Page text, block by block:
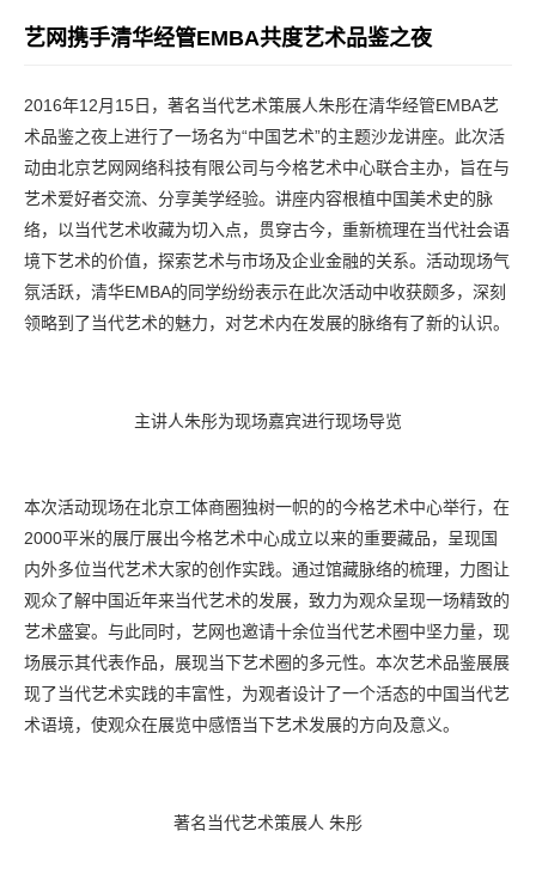
艺网携手清华经管EMBA共度艺术品鉴之夜
2016年12月15日，著名当代艺术策展人朱彤在清华经管EMBA艺
术品鉴之夜上进行了一场名为“中国艺术”的主题沙龙讲座。此次活
动由北京艺网网络科技有限公司与今格艺术中心联合主办，旨在与
艺术爱好者交流、分享美学经验。讲座内容根植中国美术史的脉
络，以当代艺术收藏为切入点，贯穿古今，重新梳理在当代社会语
境下艺术的价值，探索艺术与市场及企业金融的关系。活动现场气
氛活跃，清华EMBA的同学纷纷表示在此次活动中收获颇多，深刻
领略到了当代艺术的魅力，对艺术内在发展的脉络有了新的认识。
主讲人朱彤为现场嘉宾进行现场导览
本次活动现场在北京工体商圈独树一帜的的今格艺术中心举行，在
2000平米的展厅展出今格艺术中心成立以来的重要藏品，呈现国
内外多位当代艺术大家的创作实践。通过馆藏脉络的梳理，力图让
观众了解中国近年来当代艺术的发展，致力为观众呈现一场精致的
艺术盛宴。与此同时，艺网也邀请十余位当代艺术圈中坚力量，现
场展示其代表作品，展现当下艺术圈的多元性。本次艺术品鉴展展
现了当代艺术实践的丰富性，为观者设计了一个活态的中国当代艺
术语境，使观众在展览中感悟当下艺术发展的方向及意义。
著名当代艺术策展人 朱彤